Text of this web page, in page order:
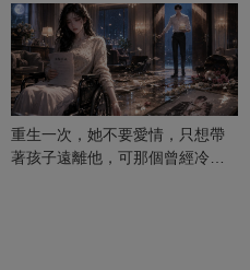
重生一次，她不要愛情，只想帶
著孩子遠離他，可那個曾經冷漠